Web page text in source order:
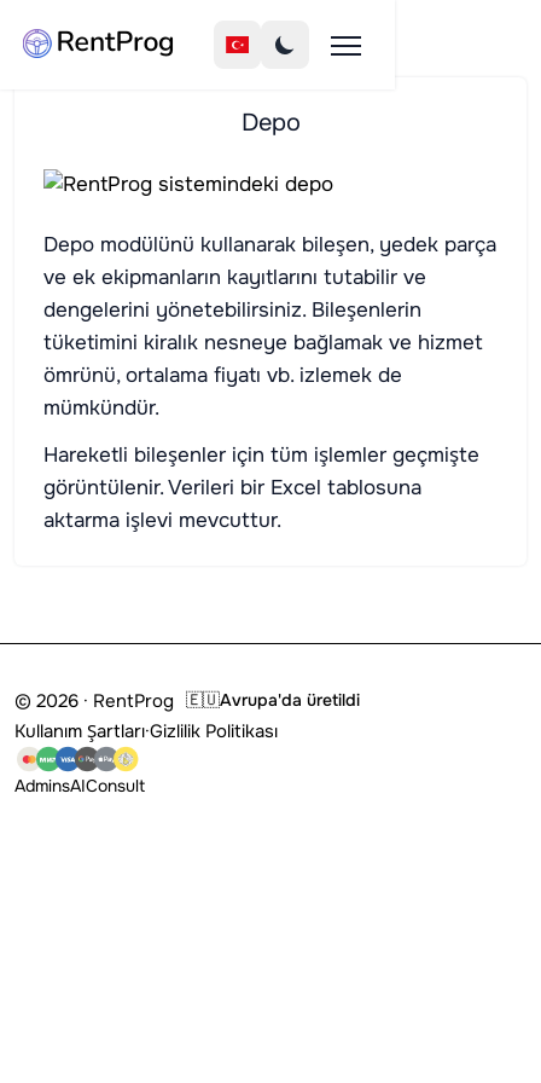
Depo
Depo modülünü kullanarak bileşen, yedek parça
ve ek ekipmanların kayıtlarını tutabilir ve
dengelerini yönetebilirsiniz. Bileşenlerin
tüketimini kiralık nesneye bağlamak ve hizmet
ömrünü, ortalama fiyatı vb. izlemek de
mümkündür.
Hareketli bileşenler için tüm işlemler geçmişte
görüntülenir. Verileri bir Excel tablosuna
aktarma işlevi mevcuttur.
© 2026 · RentProg 🇪🇺Avrupa'da üretildi
Kullanım Şartları·Gizlilik Politikası
AdminsAIConsult